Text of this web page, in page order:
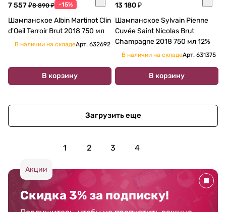
7 557 ₽8 890 ₽ -15%
Шампанское Albin Martinot Clin
d'Oeil Terroir Brut 2018 750 мл
В наличии на складеАрт. 632692
В корзину
13 180 ₽
Шампанское Sylvain Pienne
Cuvée Saint Nicolas Brut
Champagne 2018 750 мл 12%
В наличии на складеАрт. 631375
В корзину
Загрузить еще
1 2 3 4
Акции
Скидка 3% за подписку!